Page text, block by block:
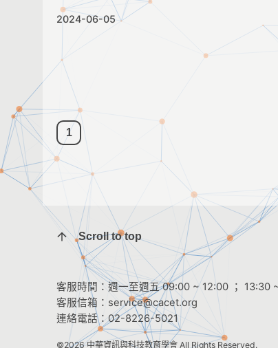
2024-06-05
1
Scroll to top
客服時間：週一至週五 09:00 ~ 12:00 ； 13:30
客服信箱： service@cacet.org
連絡電話：02-8226-5021
©2026中華資訊與科技教育學會 All Rights Reserved.